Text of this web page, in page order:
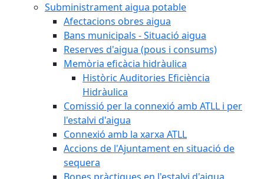
Subministrament aigua potable
Afectacions obres aigua
Bans municipals - Situació aigua
Reserves d'aigua (pous i consums)
Memòria eficàcia hidràulica
Històric Auditories Eficiència
Hidràulica
Comissió per la connexió amb ATLL i per
l'estalvi d'aigua
Connexió amb la xarxa ATLL
Accions de l'Ajuntament en situació de
sequera